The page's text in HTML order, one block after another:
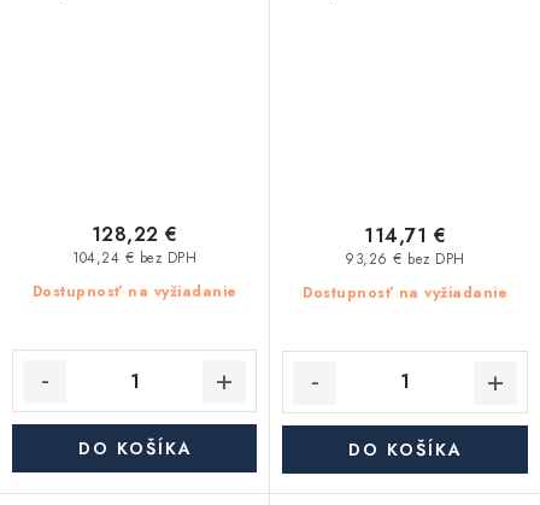
Dostupnosť na vyžiadanie
104,24 € bez DPH
128,22 €
DO KOŠÍKA
Dostupnosť na vyžiadanie
93,26 € bez DPH
114,71 €
DO KOŠÍKA